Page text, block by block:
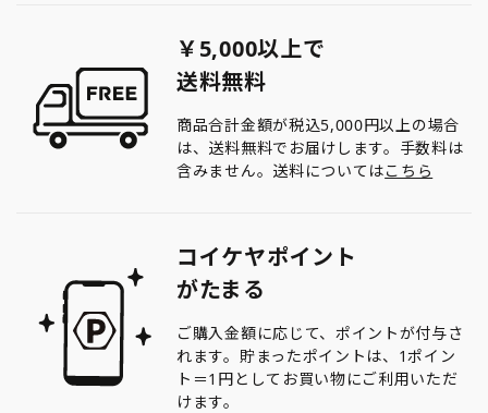
￥5,000以上で
送料無料
商品合計金額が税込5,000円以上の場合
は、送料無料でお届けします。手数料は
含みません。送料についてはこちら
コイケヤポイント
がたまる
ご購入金額に応じて、ポイントが付与さ
れます。貯まったポイントは、1ポイン
ト＝1円としてお買い物にご利用いただ
けます。